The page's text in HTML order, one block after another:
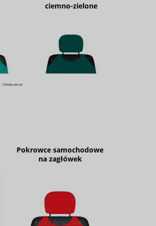
ciemno-zielone
Pokrowce samochodowe
na zagłówek